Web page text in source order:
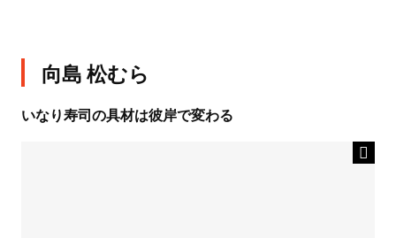
向島 松むら
いなり寿司の具材は彼岸で変わる